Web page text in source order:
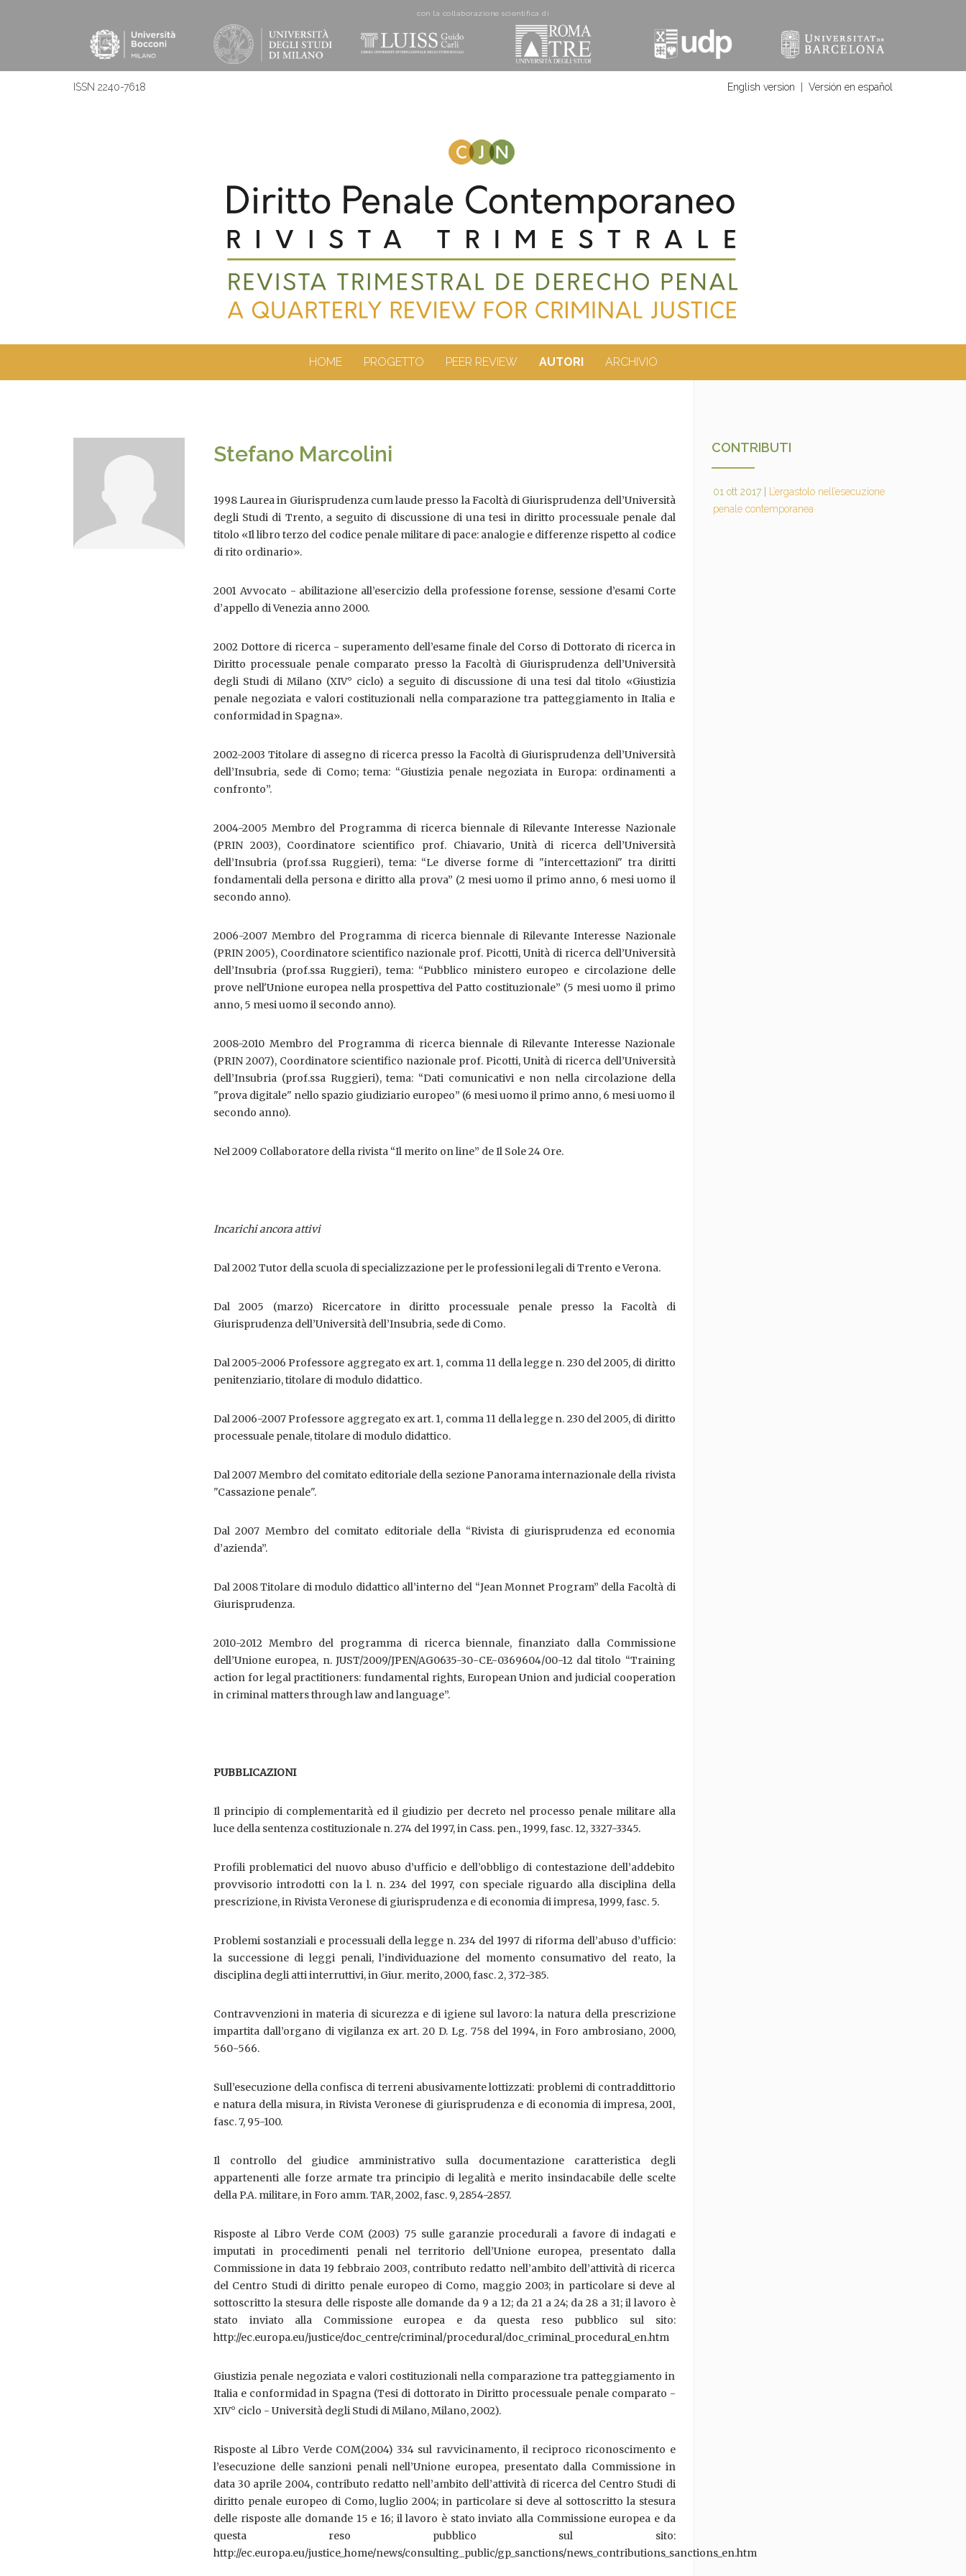
con la collaborazione scientifica di
ISSN 2240-7618 English version Versión en español
HOME PROGETTO PEER REVIEW AUTORI ARCHIVIO
Stefano Marcolini
1998 Laurea in Giurisprudenza cum laude presso la Facoltà di Giurisprudenza dell’Università
degli Studi di Trento, a seguito di discussione di una tesi in diritto processuale penale dal
titolo «Il libro terzo del codice penale militare di pace: analogie e differenze rispetto al codice
di rito ordinario».
2001 Avvocato - abilitazione all’esercizio della professione forense, sessione d’esami Corte
d’appello di Venezia anno 2000.
2002 Dottore di ricerca - superamento dell’esame finale del Corso di Dottorato di ricerca in
Diritto processuale penale comparato presso la Facoltà di Giurisprudenza dell’Università
degli Studi di Milano (XIV° ciclo) a seguito di discussione di una tesi dal titolo «Giustizia
penale negoziata e valori costituzionali nella comparazione tra patteggiamento in Italia e
conformidad in Spagna».
2002-2003 Titolare di assegno di ricerca presso la Facoltà di Giurisprudenza dell’Università
dell’Insubria, sede di Como; tema: “Giustizia penale negoziata in Europa: ordinamenti a
confronto”.
2004-2005 Membro del Programma di ricerca biennale di Rilevante Interesse Nazionale
(PRIN 2003), Coordinatore scientifico prof. Chiavario, Unità di ricerca dell’Università
dell’Insubria (prof.ssa Ruggieri), tema: “Le diverse forme di "intercettazioni" tra diritti
fondamentali della persona e diritto alla prova” (2 mesi uomo il primo anno, 6 mesi uomo il
secondo anno).
2006-2007 Membro del Programma di ricerca biennale di Rilevante Interesse Nazionale
(PRIN 2005), Coordinatore scientifico nazionale prof. Picotti, Unità di ricerca dell’Università
dell’Insubria (prof.ssa Ruggieri), tema: “Pubblico ministero europeo e circolazione delle
prove nell'Unione europea nella prospettiva del Patto costituzionale” (5 mesi uomo il primo
anno, 5 mesi uomo il secondo anno).
2008-2010 Membro del Programma di ricerca biennale di Rilevante Interesse Nazionale
(PRIN 2007), Coordinatore scientifico nazionale prof. Picotti, Unità di ricerca dell’Università
dell’Insubria (prof.ssa Ruggieri), tema: “Dati comunicativi e non nella circolazione della
"prova digitale" nello spazio giudiziario europeo” (6 mesi uomo il primo anno, 6 mesi uomo il
secondo anno).
Nel 2009 Collaboratore della rivista “Il merito on line” de Il Sole 24 Ore.
Incarichi ancora attivi
Dal 2002 Tutor della scuola di specializzazione per le professioni legali di Trento e Verona.
Dal 2005 (marzo) Ricercatore in diritto processuale penale presso la Facoltà di
Giurisprudenza dell’Università dell’Insubria, sede di Como.
Dal 2005-2006 Professore aggregato ex art. 1, comma 11 della legge n. 230 del 2005, di diritto
penitenziario, titolare di modulo didattico.
Dal 2006-2007 Professore aggregato ex art. 1, comma 11 della legge n. 230 del 2005, di diritto
processuale penale, titolare di modulo didattico.
Dal 2007 Membro del comitato editoriale della sezione Panorama internazionale della rivista
"Cassazione penale".
Dal 2007 Membro del comitato editoriale della “Rivista di giurisprudenza ed economia
d’azienda”.
Dal 2008 Titolare di modulo didattico all’interno del “Jean Monnet Program” della Facoltà di
Giurisprudenza.
2010-2012 Membro del programma di ricerca biennale, finanziato dalla Commissione
dell’Unione europea, n. JUST/2009/JPEN/AG0635-30-CE-0369604/00-12 dal titolo “Training
action for legal practitioners: fundamental rights, European Union and judicial cooperation
in criminal matters through law and language”.
PUBBLICAZIONI
Il principio di complementarità ed il giudizio per decreto nel processo penale militare alla
luce della sentenza costituzionale n. 274 del 1997, in Cass. pen., 1999, fasc. 12, 3327-3345.
Profili problematici del nuovo abuso d’ufficio e dell’obbligo di contestazione dell’addebito
provvisorio introdotti con la l. n. 234 del 1997, con speciale riguardo alla disciplina della
prescrizione, in Rivista Veronese di giurisprudenza e di economia di impresa, 1999, fasc. 5.
Problemi sostanziali e processuali della legge n. 234 del 1997 di riforma dell’abuso d’ufficio:
la successione di leggi penali, l’individuazione del momento consumativo del reato, la
disciplina degli atti interruttivi, in Giur. merito, 2000, fasc. 2, 372-385.
Contravvenzioni in materia di sicurezza e di igiene sul lavoro: la natura della prescrizione
impartita dall’organo di vigilanza ex art. 20 D. Lg. 758 del 1994, in Foro ambrosiano, 2000,
560-566.
Sull’esecuzione della confisca di terreni abusivamente lottizzati: problemi di contraddittorio
e natura della misura, in Rivista Veronese di giurisprudenza e di economia di impresa, 2001,
fasc. 7, 95-100.
Il controllo del giudice amministrativo sulla documentazione caratteristica degli
appartenenti alle forze armate tra principio di legalità e merito insindacabile delle scelte
della P.A. militare, in Foro amm. TAR, 2002, fasc. 9, 2854-2857.
Risposte al Libro Verde COM (2003) 75 sulle garanzie procedurali a favore di indagati e
imputati in procedimenti penali nel territorio dell’Unione europea, presentato dalla
Commissione in data 19 febbraio 2003, contributo redatto nell’ambito dell’attività di ricerca
del Centro Studi di diritto penale europeo di Como, maggio 2003; in particolare si deve al
sottoscritto la stesura delle risposte alle domande da 9 a 12; da 21 a 24; da 28 a 31; il lavoro è
stato inviato alla Commissione europea e da questa reso pubblico sul sito:
http://ec.europa.eu/justice/doc_centre/criminal/procedural/doc_criminal_procedural_en.htm
Giustizia penale negoziata e valori costituzionali nella comparazione tra patteggiamento in
Italia e conformidad in Spagna (Tesi di dottorato in Diritto processuale penale comparato -
XIV° ciclo - Università degli Studi di Milano, Milano, 2002).
Risposte al Libro Verde COM(2004) 334 sul ravvicinamento, il reciproco riconoscimento e
l’esecuzione delle sanzioni penali nell’Unione europea, presentato dalla Commissione in
data 30 aprile 2004, contributo redatto nell’ambito dell’attività di ricerca del Centro Studi di
diritto penale europeo di Como, luglio 2004; in particolare si deve al sottoscritto la stesura
delle risposte alle domande 15 e 16; il lavoro è stato inviato alla Commissione europea e da
questa reso pubblico sul sito:
http://ec.europa.eu/justice_home/news/consulting_public/gp_sanctions/news_contributions_sanctions_en.htm
CONTRIBUTI
01 ott 2017
L’ergastolo nell’esecuzione
penale contemporanea